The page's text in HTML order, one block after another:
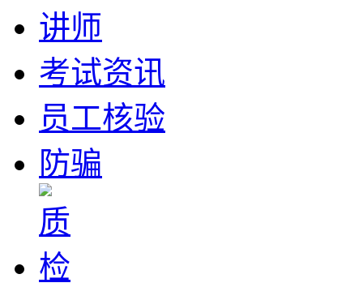
讲师
考试资讯
员工核验
防骗